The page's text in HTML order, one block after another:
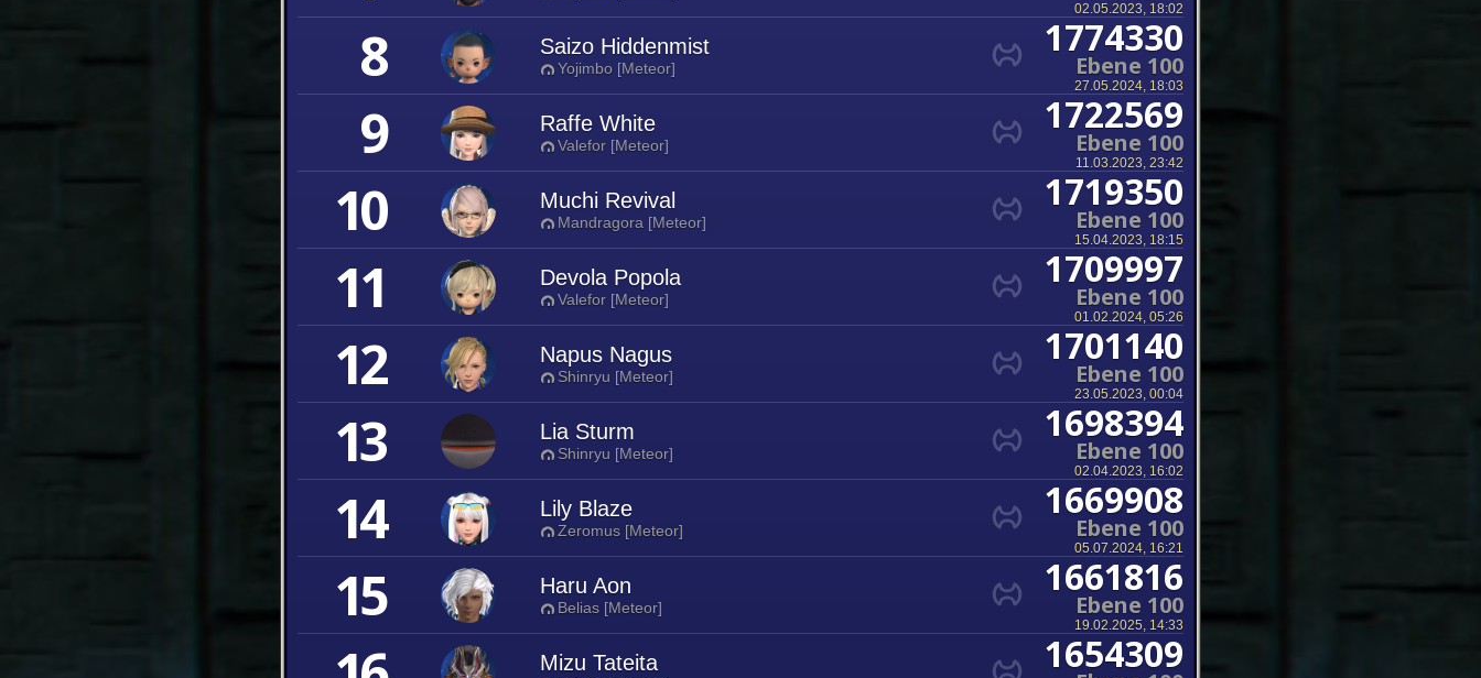
02.05.2023, 18:02
8 Saizo Hiddenmist
Yojimbo [Meteor]
1774330
Ebene 100
27.05.2024, 18:03
9 Raffe White
Valefor [Meteor]
1722569
Ebene 100
11.03.2023, 23:42
10 Muchi Revival
Mandragora [Meteor]
1719350
Ebene 100
15.04.2023, 18:15
11 Devola Popola
Valefor [Meteor]
1709997
Ebene 100
01.02.2024, 05:26
12 Napus Nagus
Shinryu [Meteor]
1701140
Ebene 100
23.05.2023, 00:04
13 Lia Sturm
Shinryu [Meteor]
1698394
Ebene 100
02.04.2023, 16:02
14 Lily Blaze
Zeromus [Meteor]
1669908
Ebene 100
05.07.2024, 16:21
15 Haru Aon
Belias [Meteor]
1661816
Ebene 100
19.02.2025, 14:33
Mizu Tateita 1654309